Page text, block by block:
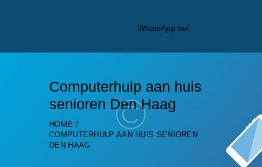
WhatsApp nu!
Computerhulp aan huis
senioren Den Haag
HOME
COMPUTERHULP AAN HUIS SENIOREN
DEN HAAG